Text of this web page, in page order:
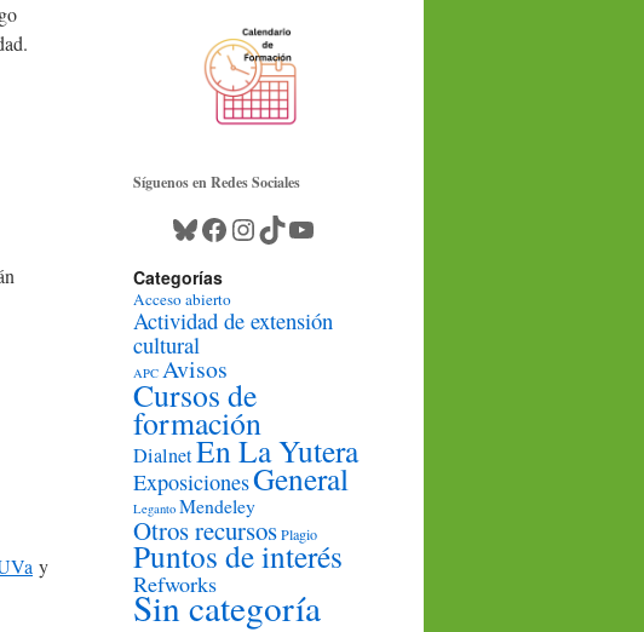
y
Síguenos en Redes Sociales
Bluesky
Facebook
Instagram
TikTokYouTube
Categorías
Acceso abierto
Actividad de extensión
cultural
APC Avisos
Cursos de
formación
DialnetEn La Yutera
ExposicionesGeneral
Leganto Mendeley
Otros recursosPlagio
Puntos de interés
Refworks
Sin categoría